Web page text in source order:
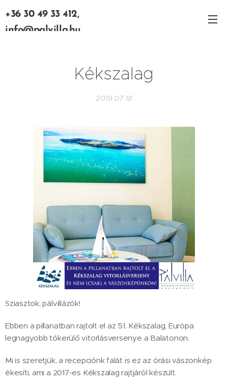
+36 30 49 33 412,
info@palvilla.hu
Kékszalag
2019.07.18
Sziasztok, pálvillázók!
Ebben a pillanatban rajtolt el az 51. Kékszalag, Európa
legnagyobb tókerülő vitorlásversenye a Balatonon. ⛵️⛵️⛵️
Mi is szeretjük, a recepciónk falát is ez az órási vászonkép
ékesíti, ami a 2017-es Kékszalag rajtjáról készült.